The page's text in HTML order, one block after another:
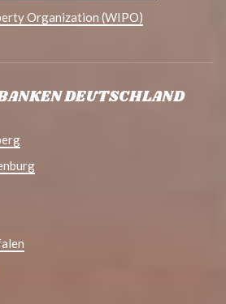
Organization (WIPO)
DEUTSCHLAND